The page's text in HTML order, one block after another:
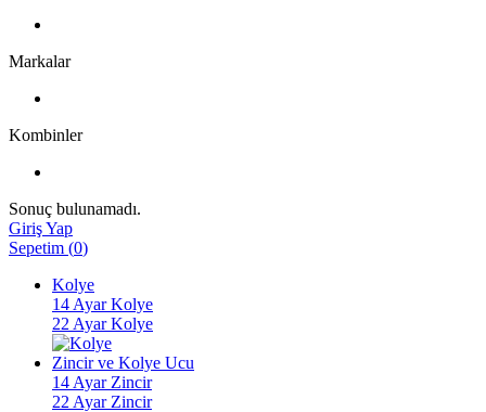
Markalar
Kombinler
Sonuç bulunamadı.
Giriş Yap
Sepetim (0)
Kolye
14 Ayar Kolye
22 Ayar Kolye
Zincir ve Kolye Ucu
14 Ayar Zincir
22 Ayar Zincir